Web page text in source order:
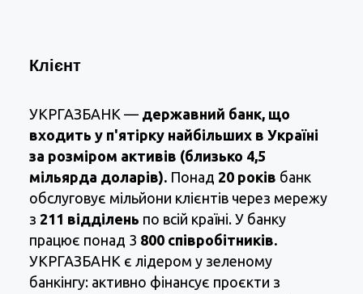
Клієнт
УКРГАЗБАНК — державний банк, що
входить у п'ятірку найбільших в Україні
за розміром активів (близько 4,5
мільярда доларів). Понад 20 років банк
обслуговує мільйони клієнтів через мережу
з 211 відділень по всій країні. У банку
працює понад 3 800 співробітників.
УКРГАЗБАНК є лідером у зеленому
банкінгу: активно фінансує проєкти з